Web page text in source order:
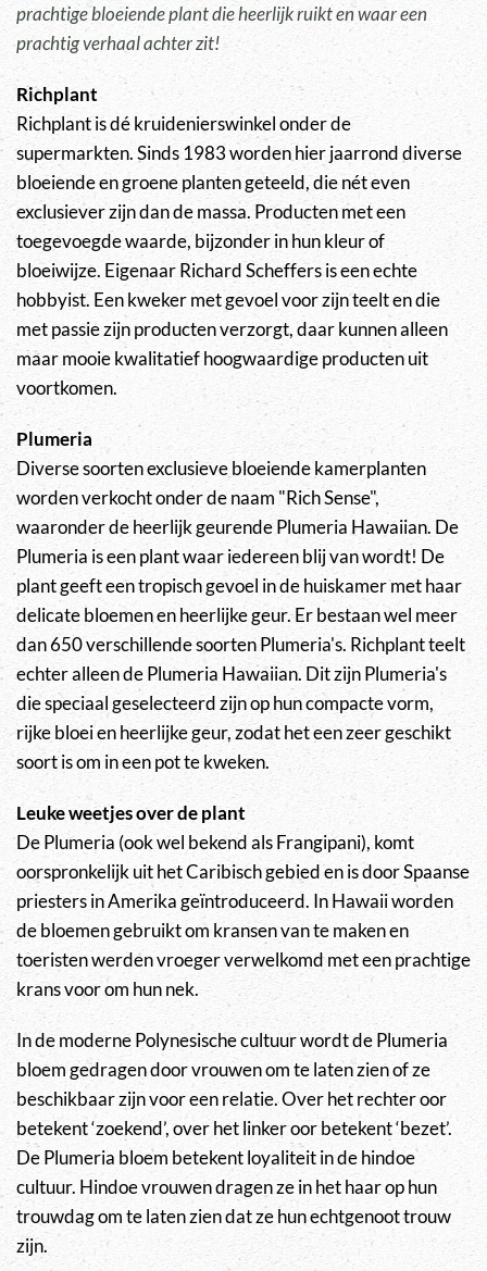
prachtige bloeiende plant die heerlijk ruikt en waar een
prachtig verhaal achter zit!
Richplant
Richplant is dé kruidenierswinkel onder de
supermarkten. Sinds 1983 worden hier jaarrond diverse
bloeiende en groene planten geteeld, die nét even
exclusiever zijn dan de massa. Producten met een
toegevoegde waarde, bijzonder in hun kleur of
bloeiwijze. Eigenaar Richard Scheffers is een echte
hobbyist. Een kweker met gevoel voor zijn teelt en die
met passie zijn producten verzorgt, daar kunnen alleen
maar mooie kwalitatief hoogwaardige producten uit
voortkomen.
Plumeria
Diverse soorten exclusieve bloeiende kamerplanten
worden verkocht onder de naam "Rich Sense",
waaronder de heerlijk geurende Plumeria Hawaiian. De
Plumeria is een plant waar iedereen blij van wordt! De
plant geeft een tropisch gevoel in de huiskamer met haar
delicate bloemen en heerlijke geur. Er bestaan wel meer
dan 650 verschillende soorten Plumeria's. Richplant teelt
echter alleen de Plumeria Hawaiian. Dit zijn Plumeria's
die speciaal geselecteerd zijn op hun compacte vorm,
rijke bloei en heerlijke geur, zodat het een zeer geschikt
soort is om in een pot te kweken.
Leuke weetjes over de plant
De Plumeria (ook wel bekend als Frangipani), komt
oorspronkelijk uit het Caribisch gebied en is door Spaanse
priesters in Amerika geïntroduceerd. In Hawaii worden
de bloemen gebruikt om kransen van te maken en
toeristen werden vroeger verwelkomd met een prachtige
krans voor om hun nek.
In de moderne Polynesische cultuur wordt de Plumeria
bloem gedragen door vrouwen om te laten zien of ze
beschikbaar zijn voor een relatie. Over het rechter oor
betekent ‘zoekend’, over het linker oor betekent ‘bezet’.
De Plumeria bloem betekent loyaliteit in de hindoe
cultuur. Hindoe vrouwen dragen ze in het haar op hun
trouwdag om te laten zien dat ze hun echtgenoot trouw
zijn.